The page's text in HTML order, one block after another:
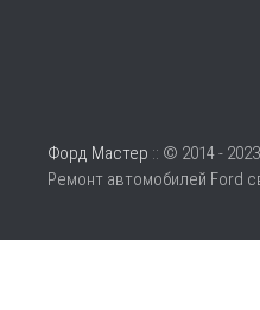
Форд Мастер :: © 2014 - 2023
Ремонт автомобилей Ford